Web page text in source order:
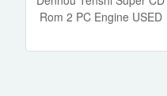
Rom 2 PC Engine USED